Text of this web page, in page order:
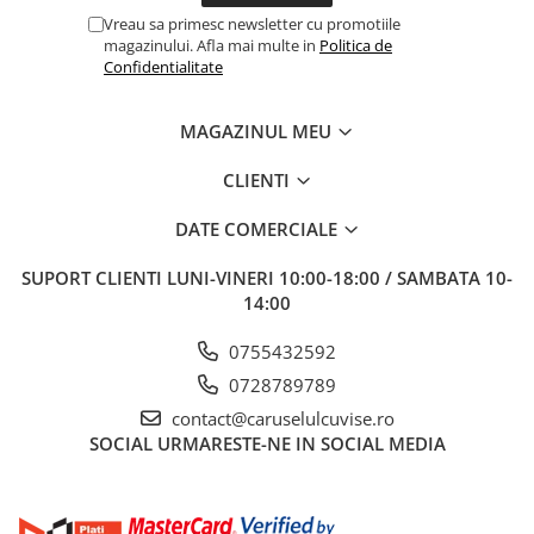
Vreau sa primesc newsletter cu promotiile
magazinului. Afla mai multe in Politica de
Confidentialitate
MAGAZINUL MEU
CLIENTI
DATE COMERCIALE
SUPORT CLIENTI LUNI-VINERI 10:00-18:00 / SAMBATA 10-
14:00
0755432592
0728789789
contact@caruselulcuvise.ro
SOCIAL URMARESTE-NE IN SOCIAL MEDIA